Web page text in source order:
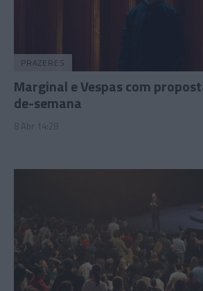
PRAZERES
Marginal e Vespas com
de-semana
8 Abr 14:28